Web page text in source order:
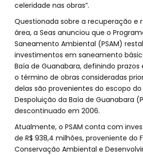
celeridade nas obras”.
Questionada sobre a recuperação e
área, a Seas anunciou que o
Saneamento Ambiental (PSAM)
investimentos em saneamento
Baía de Guanabara, definindo
o término de obras consideradas
delas são provenientes do escopo
Despoluição da Baía de Guanabara
descontinuado em 2006.
Atualmente, o PSAM conta com
de R$ 938,4 milhões, proveniente do
Conservação Ambiental e